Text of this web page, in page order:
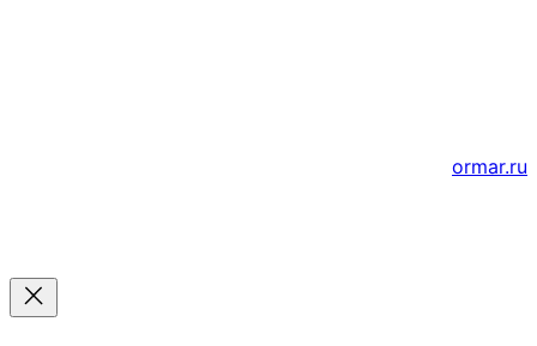
ormar.ru